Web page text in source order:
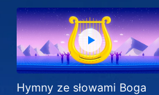
Hymny ze słowami Boga